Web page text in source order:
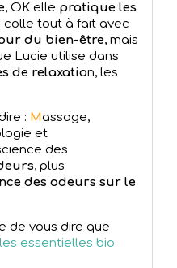
, OK elle pratique les
colle tout à fait avec
du bien-être, mais
Lucie utilise dans
de relaxation, les
: Massage,
et
des
, plus
des odeurs sur le
de vous dire que
essentielles bio